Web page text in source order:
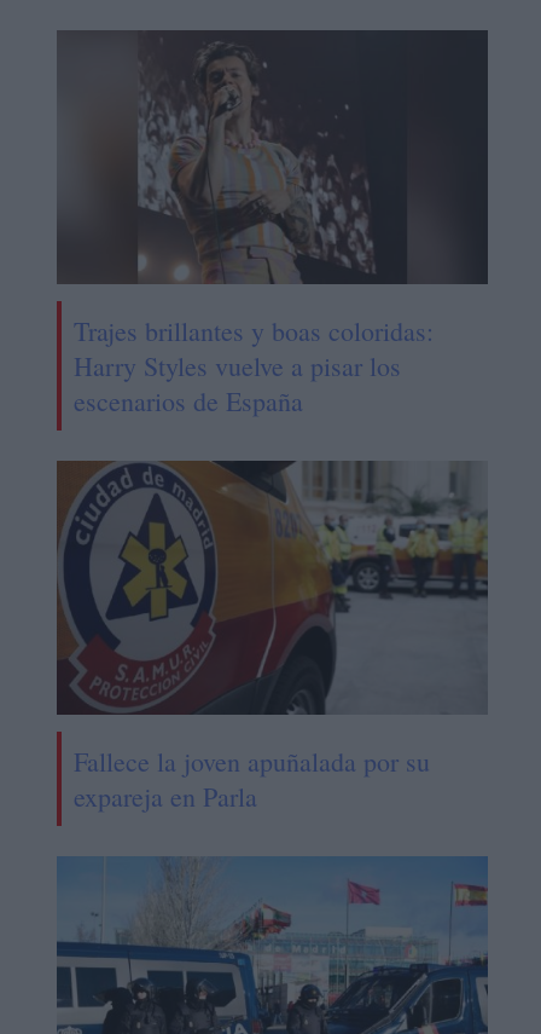
Trajes brillantes y boas coloridas:
Harry Styles vuelve a pisar los
escenarios de España
Fallece la joven apuñalada por su
expareja en Parla